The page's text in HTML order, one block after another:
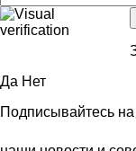
Да Нет
Подписывайтесь